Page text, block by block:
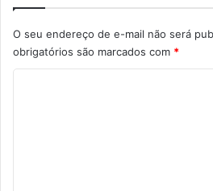
O seu endereço de e-mail não será
obrigatórios são marcados com *